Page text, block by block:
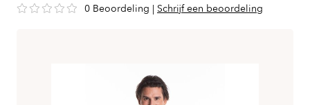
0 Beoordeling | Schrijf een beoordeling